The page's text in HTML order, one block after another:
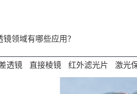
领域有哪些应用？
透镜 直接棱镜 红外滤光片 激光